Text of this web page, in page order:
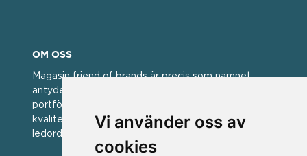
Vi använder oss av
cookies
OM OSS
Magasin friend of brands är precis som namnet
antyder; en vän av varumärken. Vi har idag en stor
portfölj med välkända varumärken med hög
kvalitet. För oss har kvalitet alltid varit ett av
ledorden och som styrt vår verksamhet.